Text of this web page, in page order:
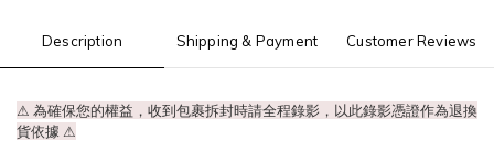
Description Shipping & Payment Customer Reviews
⚠ 為確保您的權益，收到包裹拆封時請全程錄影，以此錄影憑證作為退換
貨依據 ⚠